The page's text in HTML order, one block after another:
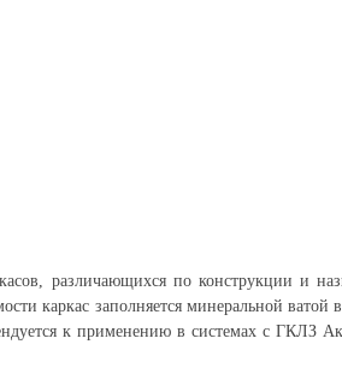
различающихся по конструкции и
каркас заполняется минеральной ватой
к применению в системах с ГКЛЗ